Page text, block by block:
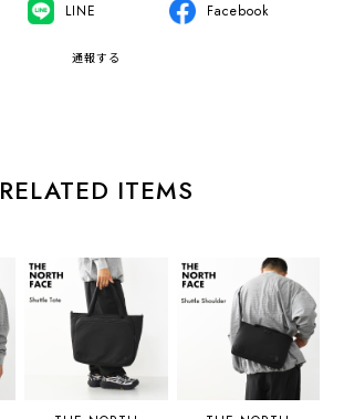
LINE Facebook
通報する
RELATED ITEMS